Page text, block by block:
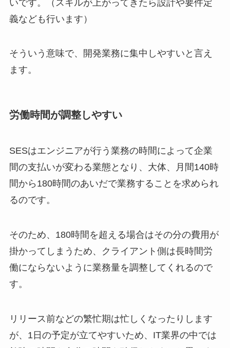
いです。（スキルが上がってきたら設計や要件定
義なども行います）
そういう意味で、開発業務に集中しやすいと言え
ます。
労働時間が調整しやすい
SESはエンジニアが行う業務の時間によって企業
間の支払いが変わる業態となり、大体、月間140時
間から180時間のあいだで業務することを求められ
るのです。
そのため、180時間を超える場合はその分の費用が
掛かってしまうため、クライアント側は長時間労
働にならないように業務量を調整してくれるので
す。
リリース前などの繁忙期は忙しくなったりします
が、1日の予定が立てやすいため、IT業界の中では